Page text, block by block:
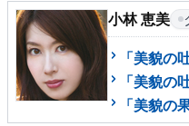
イベント情報
アイドル一覧
小林 恵美
「美貌の
「美貌の
「美貌の